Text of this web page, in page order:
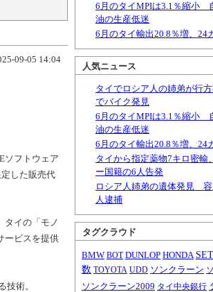
09-05 14:04
ソフトウェア
した販売代
タイの「モノ
ービスを提供
技術。
6月のタイMPIは3.1％縮小
油の生産低迷
6月のタイ輸出20.8％増、24
人気ニュース
タイでロシア人の姉弟が行
でバイク発見
6月のタイMPIは3.1％縮小
油の生産低迷
6月のタイ輸出20.8％増、24
タイから指定薬物7キロ密輸
ー国籍の6人告発
ロシア人姉弟の遺体発見 容
人逮捕
タグクラウド
BMW BOT DUNLOP HONDA
数 TOYOTA UDD ソンクラーン
ソンクラーン2009 タイ中央銀行